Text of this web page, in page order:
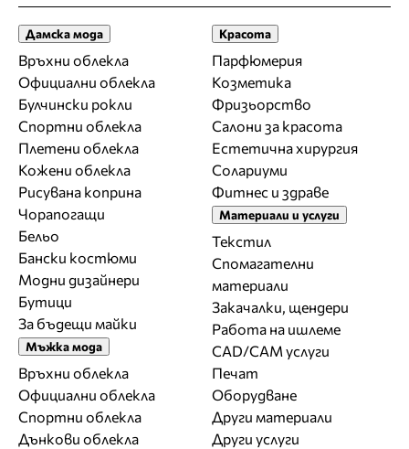
Дамска мода
Връхни облекла
Официални облекла
Булчински рокли
Спортни облекла
Плетени облекла
Кожени облекла
Рисувана коприна
Чорапогащи
Бельо
Бански костюми
Модни дизайнери
Бутици
За бъдещи майки
Мъжка мода
Връхни облекла
Официални облекла
Спортни облекла
Дънкови облекла
Красота
Парфюмерия
Козметика
Фризьорство
Салони за красота
Естетична хирургия
Солариуми
Фитнес и здраве
Материали и услуги
Текстил
Спомагателни
материали
Закачалки, щендери
Работа на ишлеме
CAD/CAM услуги
Печат
Оборудване
Други материали
Други услуги